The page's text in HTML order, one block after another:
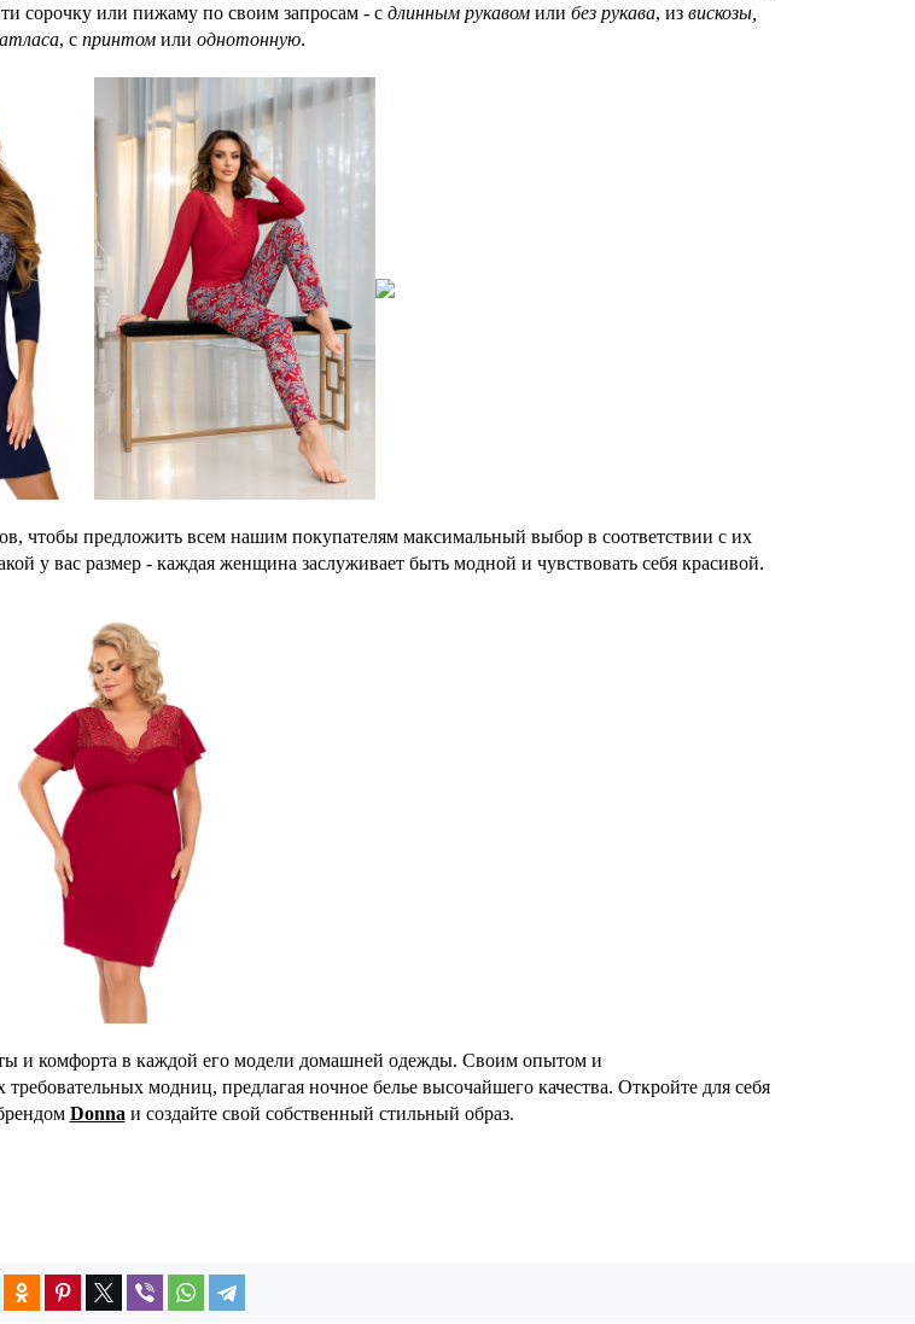
сорочку или пижаму по своим запросам - с длинным рукавом или без рукава, из вискозы,
атласа, с принтомили однотонную.
чтобы предложить всем нашим покупателям максимальный выбор в соответствии с их
у вас размер - каждая женщина заслуживает быть модной и чувствовать себя красивой.
и комфорта в каждой его модели домашней одежды. Своим опытом и
модниц, предлагая ночное белье высочайшего качества. Откройте для себя
Donna и создайте свой собственный стильный образ.